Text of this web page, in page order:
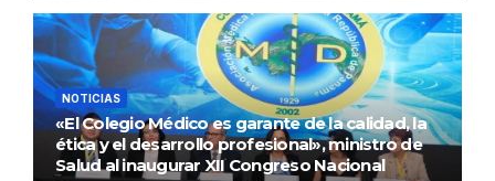
NOTICIAS
«El Colegio Médico es garante de la calidad, la
ética y el desarrollo profesional», ministro de
Salud al inaugurar XII Congreso Nacional